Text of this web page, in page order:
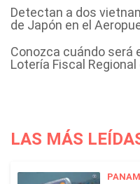
Detectan a dos
de Japón en el
Conozca cuándo será
Lotería Fiscal
LAS MÁS